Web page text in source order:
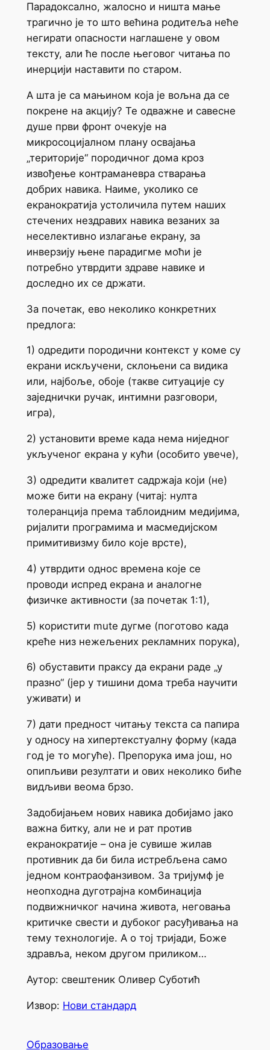
Парадоксално, жалосно и ништа мање
трагично је то што већина родитеља неће
негирати опасности наглашене у овом
тексту, али ће после његовог читања по
инерцији наставити по старом.
А шта је са мањином која је вољна да се
покрене на акцију? Те одважне и савесне
душе први фронт очекује на
микросоцијалном плану освајања
„територије“ породичног дома кроз
извођење контраманевра стварања
добрих навика. Наиме, уколико се
екранократија устоличила путем наших
стечених нездравих навика везаних за
неселективно излагање екрану, за
инверзију њене парадигме моћи је
потребно утврдити здраве навике и
доследно их се држати.
За почетак, ево неколико конкретних
предлога:
1) одредити породични контекст у коме су
екрани искључени, склоњени са видика
или, најбоље, обоје (такве ситуације су
заједнички ручак, интимни разговори,
игра),
2) установити време када нема ниједног
укљученог екрана у кући (особито увече),
3) одредити квалитет садржаја који (не)
може бити на екрану (читај: нулта
толеранција према таблоидним медијима,
ријалити програмима и масмедијском
примитивизму било које врсте),
4) утврдити однос времена које се
проводи испред екрана и аналогне
физичке активности (за почетак 1:1),
5) користити mute дугме (поготово када
креће низ нежељених рекламних порука),
6) обуставити праксу да екрани раде „у
празно“ (јер у тишини дома треба научити
уживати) и
7) дати предност читању текста са папира
у односу на хипертекстуалну форму (када
год је то могуће). Препорука има још, но
опипљиви резултати и ових неколико биће
видљиви веома брзо.
Задобијањем нових навика добијамо јако
важна битку, али не и рат против
екранократије – она је сувише жилав
противник да би била истребљена само
једном контраофанзивом. За тријумф је
неопходна дуготрајна комбинација
подвижничког начина живота, неговања
критичке свести и дубоког расуђивања на
тему технологије. А о тој тријади, Боже
здравља, неком другом приликом…
Аутор: свештеник Оливер Суботић
Извор: Нови стандард
Образовање